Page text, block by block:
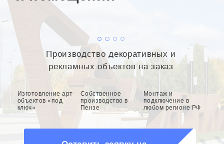
НАШИ РАБОТЫ
АКЦИИ
БЛОГ
О КОМПАНИИ
Производство декоративных и
рекламных объектов на заказ
Изготовление арт-
объектов «под
ключ»
Собственное
производство в
Пензе
Монтаж и
подключение в
любом регионе РФ